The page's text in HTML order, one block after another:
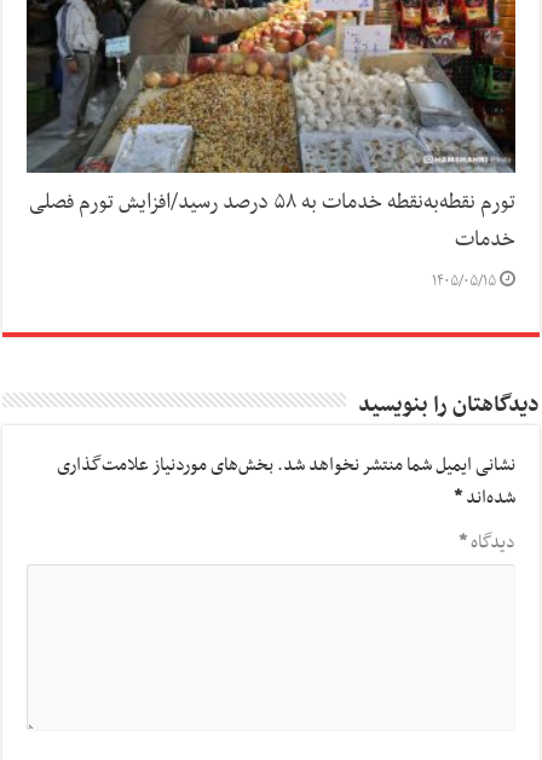
تورم نقطه‌به‌نقطه خدمات به ۵۸ درصد رسید/افزایش تورم فصلی
خدمات
۱۴۰۵/۰۵/۱۵
دیدگاهتان را بنویسید
نشانی ایمیل شما منتشر نخواهد شد.بخش‌های موردنیاز علامت‌گذاری
شده‌اند*
دیدگاه*